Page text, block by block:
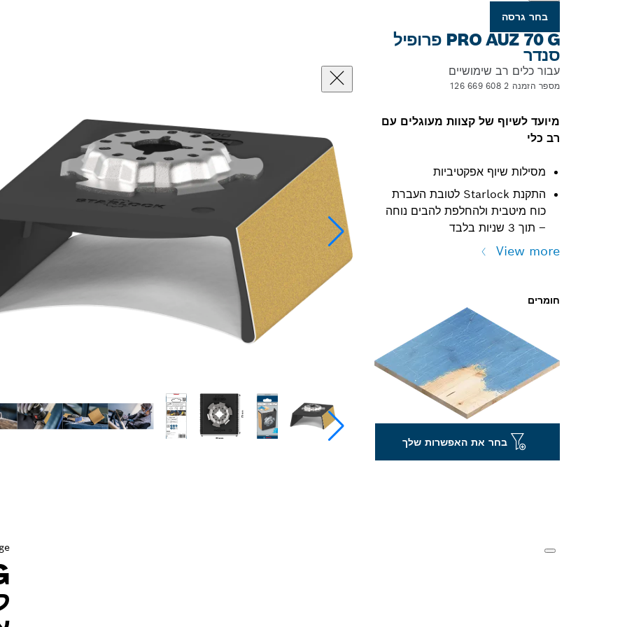
בחר גרסה
PRO AUZ 70 G פרופיל
סנדר
עבור כלים רב שימושיים
מספר הזמנה 2 608 669 126
מיועד לשיוף של קצוות מעוגלים עם
רב כלי
מסילות שיוף אפקטיביות
התקנת Starlock לטובת העברת
כוח מיטבית ולהחלפת להבים נוחה
– תוך 3 שניות בלבד
View more
חומרים
בחר את האפשרות שלך